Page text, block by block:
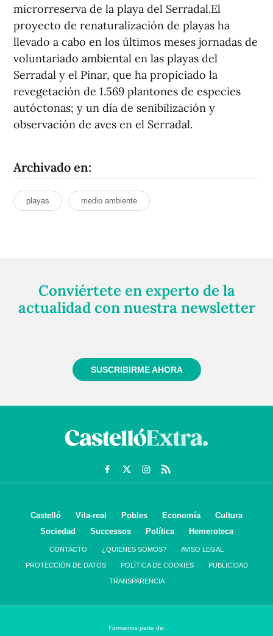
microrreserva de la playa del Serradal.El
proyecto de renaturalización de playas ha
llevado a cabo en los últimos meses jornadas de
voluntariado ambiental en las playas del
Serradal y el Pinar, que ha propiciado la
revegetación de 1.569 plantones de especies
autóctonas; y un día de senibilización y
observación de aves en el Serradal.
Archivado en:
playas medio ambiente
Conviértete en experto de la
actualidad con nuestra newsletter
SUSCRIBIRME AHORA
Castelló Vila-real Pobles Economía
Cultura
Sociedad
Successos Política Hemeroteca
CONTACTO ¿QUIENES SOMOS? AVISO LEGAL
PROTECCIÓN DE DATOS POLÍTICA DE COOKIES PUBLICIDAD
TRANSPARENCIA
Formamos parte de: